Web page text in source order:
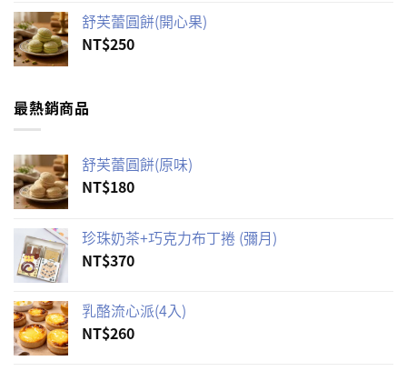
舒芙蕾圓餅(開心果)
NT$250
最熱銷商品
舒芙蕾圓餅(原味)
NT$180
珍珠奶茶+巧克力布丁捲 (彌月)
NT$370
乳酪流心派(4入)
NT$260